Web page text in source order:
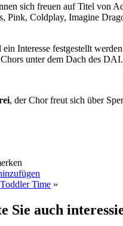
sich freuen auf Titel von
Pink, Coldplay, Imagine
Interesse festgestellt
unter dem Dach des DAI.
, der Chor freut sich über
Toddler Time »
Sie auch